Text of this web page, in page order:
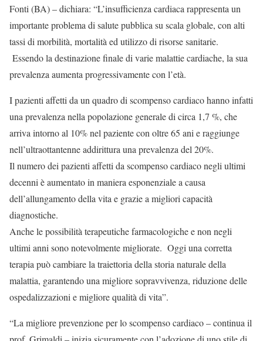
Fonti (BA) – dichiara: “L’insufficienza cardiaca rappresenta un
importante problema di salute pubblica su scala globale, con alti
tassi di morbilità, mortalità ed utilizzo di risorse sanitarie.
Essendo la destinazione finale di varie malattie cardiache, la sua
prevalenza aumenta progressivamente con l’età.
I pazienti affetti da un quadro di scompenso cardiaco hanno infatti
una prevalenza nella popolazione generale di circa 1,7 %, che
arriva intorno al 10% nel paziente con oltre 65 ani e raggiunge
nell’ultraottantenne addirittura una prevalenza del 20%.
Il numero dei pazienti affetti da scompenso cardiaco negli ultimi
decenni è aumentato in maniera esponenziale a causa
dell’allungamento della vita e grazie a migliori capacità
diagnostiche.
Anche le possibilità terapeutiche farmacologiche e non negli
ultimi anni sono notevolmente migliorate. Oggi una corretta
terapia può cambiare la traiettoria della storia naturale della
malattia, garantendo una migliore sopravvivenza, riduzione delle
ospedalizzazioni e migliore qualità di vita”.
“La migliore prevenzione per lo scompenso cardiaco – continua il